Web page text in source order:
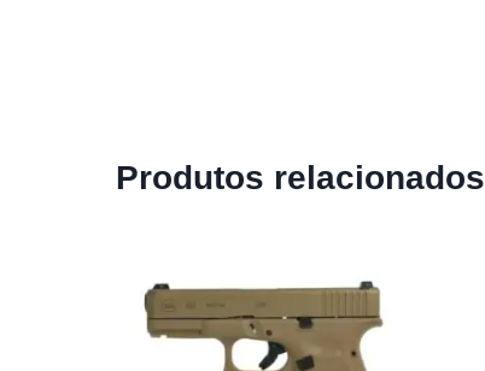
Produtos relacionados